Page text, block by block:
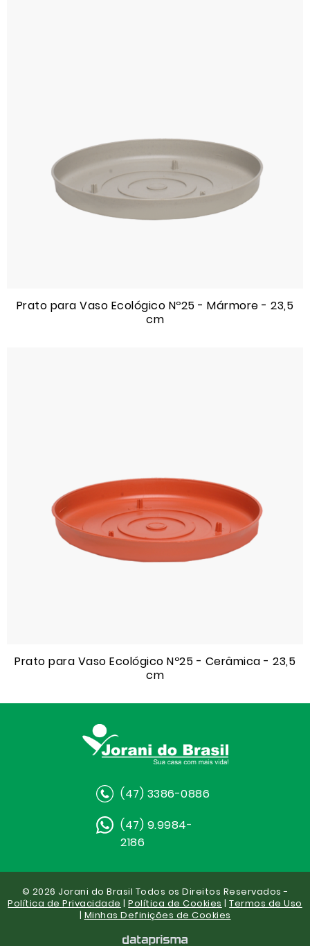
Prato para Vaso Ecológico Nº25 - Mármore - 23,5
cm
Prato para Vaso Ecológico Nº25 - Cerâmica - 23,5
cm
(47) 3386-0886
(47) 9.9984-
2186
© 2026 Jorani do Brasil Todos os Direitos Reservados -
Política de Privacidade |Política de Cookies |Termos de Uso
| Minhas Definições de Cookies